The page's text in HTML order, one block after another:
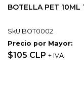
BOTELLA PET 10ML
SkU:BOT0002
Precio por Mayor:
$105 CLP + IVA